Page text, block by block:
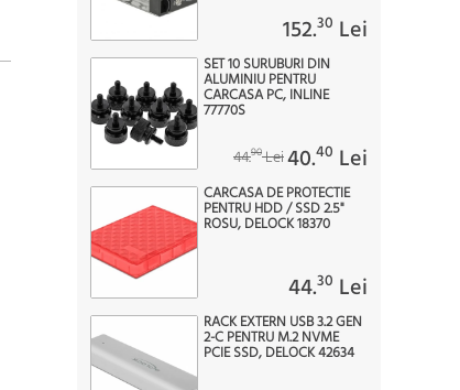
152.30 Lei
SET 10 SURUBURI DIN
ALUMINIU PENTRU
CARCASA PC, INLINE
77770S
44.90Lei40.40 Lei
CARCASA DE PROTECTIE
PENTRU HDD / SSD 2.5"
ROSU, DELOCK 18370
44.30 Lei
RACK EXTERN USB 3.2 GEN
2-C PENTRU M.2 NVME
PCIE SSD, DELOCK 42634